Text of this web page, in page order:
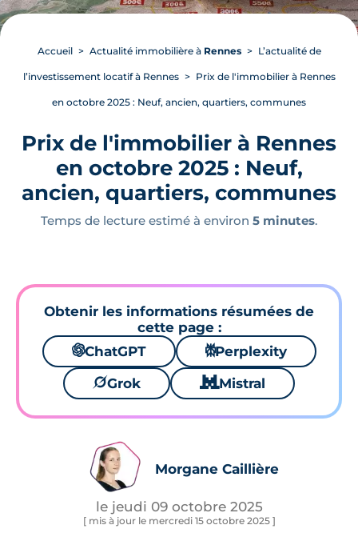
Accueil Actualité immobilière à Rennes L’actualité de
l’investissement locatif à Rennes Prix de l'immobilier à Rennes
en octobre 2025 : Neuf, ancien, quartiers, communes
Prix de l'immobilier à Rennes
en octobre 2025 : Neuf,
ancien, quartiers, communes
Temps de lecture estimé à environ 5 minutes.
Obtenir les informations résumées de
cette page :
🌌ChatGPT ⚙Perplexity
🪐Grok 🐱 Mistral
Morgane Caillière
le jeudi 09 octobre 2025
[ mis à jour le mercredi 15 octobre 2025 ]